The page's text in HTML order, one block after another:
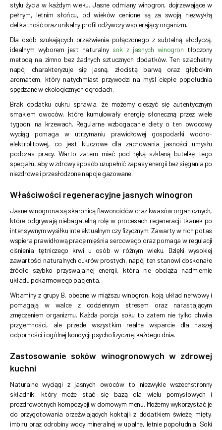
stylu życia w każdym wieku. Jasne odmiany winogron, dojrzewające w
pełnym, letnim słońcu, od wieków cenione są za swoją niezwykłą
delikatność oraz unikalny profil odżywczy wspierający organizm.
Dla osób szukających orzeźwienia połączonego z subtelną słodyczą,
idealnym wyborem jest naturalny sok z jasnych winogron tłoczony
metodą na zimno bez żadnych sztucznych dodatków. Ten szlachetny
napój charakteryzuje się jasną, złocistą barwą oraz głębokim
aromatem, który natychmiast przywodzi na myśl ciepłe popołudnia
spędzane w ekologicznych ogrodach.
Brak dodatku cukru sprawia, że możemy cieszyć się autentycznym
smakiem owoców, które kumulowały energię słoneczną przez wiele
tygodni na krzewach. Regularne wzbogacanie diety o ten owocowy
wyciąg pomaga w utrzymaniu prawidłowej gospodarki wodno-
elektrolitowej, co jest kluczowe dla zachowania jasności umysłu
podczas pracy. Warto zatem mieć pod ręką szklaną butelkę tego
specjału, aby w zdrowy sposób uzupełnić zapasy energii bez sięgania po
niezdrowe i przesłodzone napoje gazowane.
Właściwości regeneracyjne jasnych winogron
Jasne winogrona są skarbnicą flawonoidów oraz kwasów organicznych,
które odgrywają niebagatelną rolę w procesach regeneracji tkanek po
intensywnym wysiłku intelektualnym czy fizycznym. Zawarty w nich potas
wspiera prawidłową pracę mięśnia sercowego oraz pomaga w regulacji
ciśnienia tętniczego krwi u osób w różnym wieku. Dzięki wysokiej
zawartości naturalnych cukrów prostych, napój ten stanowi doskonałe
źródło szybko przyswajalnej energii, która nie obciąża nadmiernie
układu pokarmowego pacjenta.
Witaminy z grupy B, obecne w miąższu winogron, koją układ nerwowy i
pomagają w walce z codziennym stresem oraz narastającym
zmęczeniem organizmu. Każda porcja soku to zatem nie tylko chwila
przyjemności, ale przede wszystkim realne wsparcie dla naszej
odporności i ogólnej kondycji psychofizycznej każdego dnia.
Zastosowanie soków winogronowych w zdrowej
kuchni
Naturalne wyciągi z jasnych owoców to niezwykle wszechstronny
składnik, który może stać się bazą dla wielu pomysłowych i
prozdrowotnych kompozycji w domowym menu. Możemy wykorzystać je
do przygotowania orzeźwiających koktajli z dodatkiem świeżej mięty,
imbiru oraz odrobiny wody mineralnej w upalne, letnie popołudnia. Soki